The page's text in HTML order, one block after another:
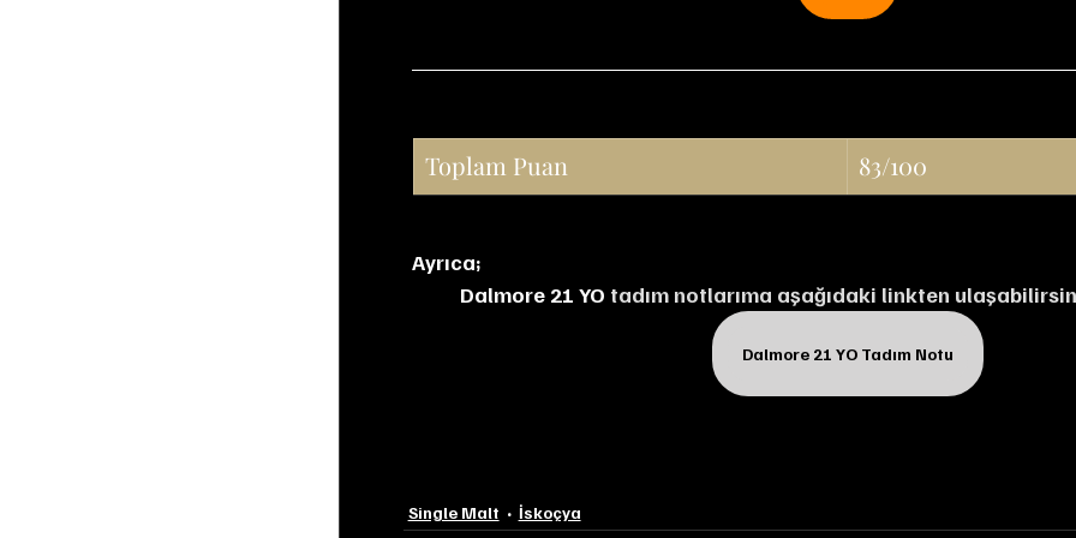
Toplam Puan 83/100
Ayrıca;
Dalmore 21 YO tadım notlarıma aşağıdaki linkten
Dalmore 21 YO Tadım Notu
Single Malt İskoçya